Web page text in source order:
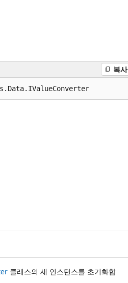
복사
클래스의 새 인스턴스를 초기화합